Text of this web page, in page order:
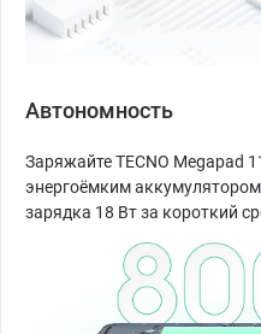
Автономность
Заряжайте TECNO Megapad
энергоёмким
зарядка 18 Вт за короткий